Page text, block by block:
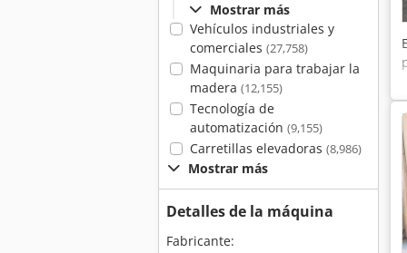
Mostrar más
Vehículos industriales y
comerciales (27,758)
Maquinaria para trabajar la
madera (12,155)
Tecnología de
automatización (9,155)
Carretillas elevadoras (8,986)
Mostrar más
Detalles de la máquina
Fabricante: